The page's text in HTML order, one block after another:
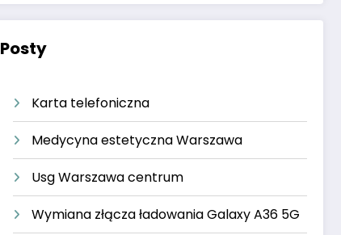
Posty
Karta telefoniczna
Medycyna estetyczna Warszawa
Usg Warszawa centrum
Wymiana złącza ładowania Galaxy A36 5G